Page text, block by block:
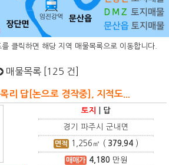
클릭하면 해당 지역 매물목록으로 이동합니다.
매물목록 [125 건]
리 답[논으로 경작중], 지적도...
토지 답
경기 파주시 군내면
면적 1,256 ㎡ ( 379.94 )
매매가 4,180만원